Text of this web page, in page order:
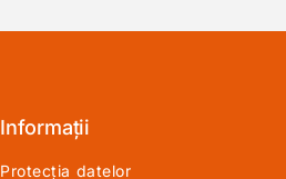
Informații
Protecția datelor